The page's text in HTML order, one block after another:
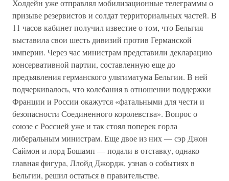
Холдейн уже отправлял мобилизационные телеграммы о
призыве резервистов и солдат территориальных частей. В
11 часов кабинет получил известие о том, что Бельгия
выставила свои шесть дивизий против Германской
империи. Через час министрам представили декларацию
консервативной партии, составленную еще до
предъявления германского ультиматума Бельгии. В ней
подчеркивалось, что колебания в отношении поддержки
Франции и России окажутся «фатальными для чести и
безопасности Соединенного королевства». Вопрос о
союзе с Россией уже и так стоял поперек горла
либеральным министрам. Еще двое из них — сэр Джон
Саймон и лорд Бошамп — подали в отставку, однако
главная фигура, Ллойд Джордж, узнав о событиях в
Бельгии, решил остаться в правительстве.